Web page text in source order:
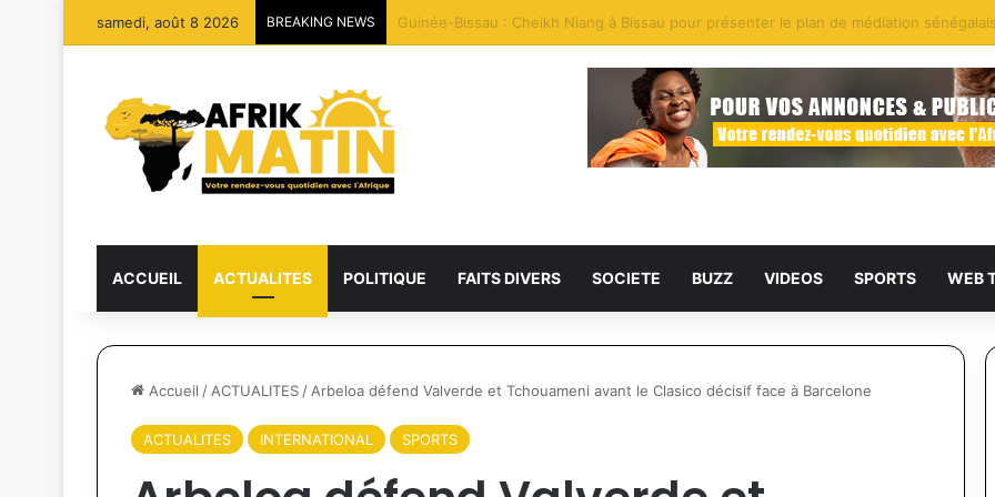
samedi, août 8 2026 BREAKING NEWS 27 dragues détruites par la gendarmerie sur la Falémé
ACCUEIL ACTUALITES POLITIQUE FAITS DIVERS SOCIETE BUZZ VIDEOS SPORTS WEB
Accueil / ACTUALITES / Arbeloa défend Valverde et Tchouameni avant le Clasico décisif face à Barcelone
ACTUALITES INTERNATIONAL SPORTS